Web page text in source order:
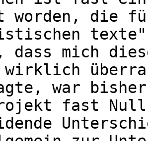
die
dass mich
war
fast